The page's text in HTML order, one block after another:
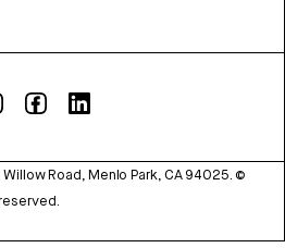
Road, Menlo Park, CA 94025. ©